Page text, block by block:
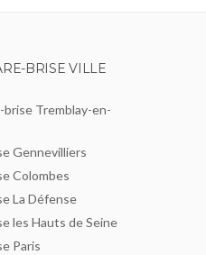
BRISE VILLE
brise Tremblay-en-
Gennevilliers
Colombes
La Défense
les Hauts de Seine
Paris